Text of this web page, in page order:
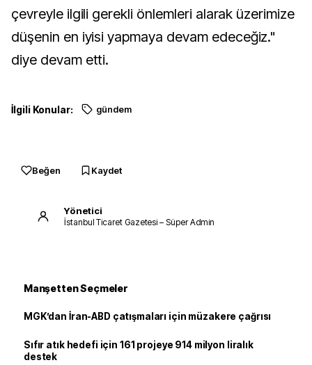
çevreyle ilgili gerekli önlemleri alarak üzerimize
düşenin en iyisi yapmaya devam edeceğiz."
diye devam etti.
İlgili Konular: gündem
Beğen Kaydet
Yönetici
İstanbul Ticaret Gazetesi – Süper Admin
Manşetten Seçmeler
MGK’dan İran-ABD çatışmaları için müzakere çağrısı
Sıfır atık hedefi için 161 projeye 914 milyon liralık
destek